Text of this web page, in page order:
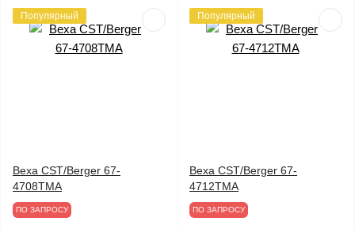
Популярный
Веха CST/Berger 67-
4708TMA
ПО ЗАПРОСУ
Популярный
Веха CST/Berger 67-
4712TMA
ПО ЗАПРОСУ